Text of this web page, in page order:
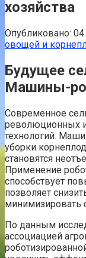
хозяйства
Опубликовано:
овощей и
Будущее
Машины-
Современное
революционных
технологий.
уборки
становятся
Применение
способствует
позволяет
минимизировать
По данным
ассоциацией